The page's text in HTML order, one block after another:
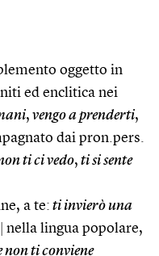
oggetto in
ed enclitica nei
, vengo a prenderti,
dai pron.pers.
ti ci vedo, ti si sente
a te: ti invierò una
nella lingua popolare,
non ti conviene